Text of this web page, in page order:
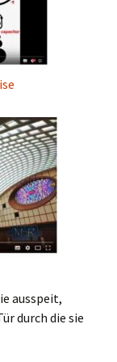
ausspeit,
durch die sie